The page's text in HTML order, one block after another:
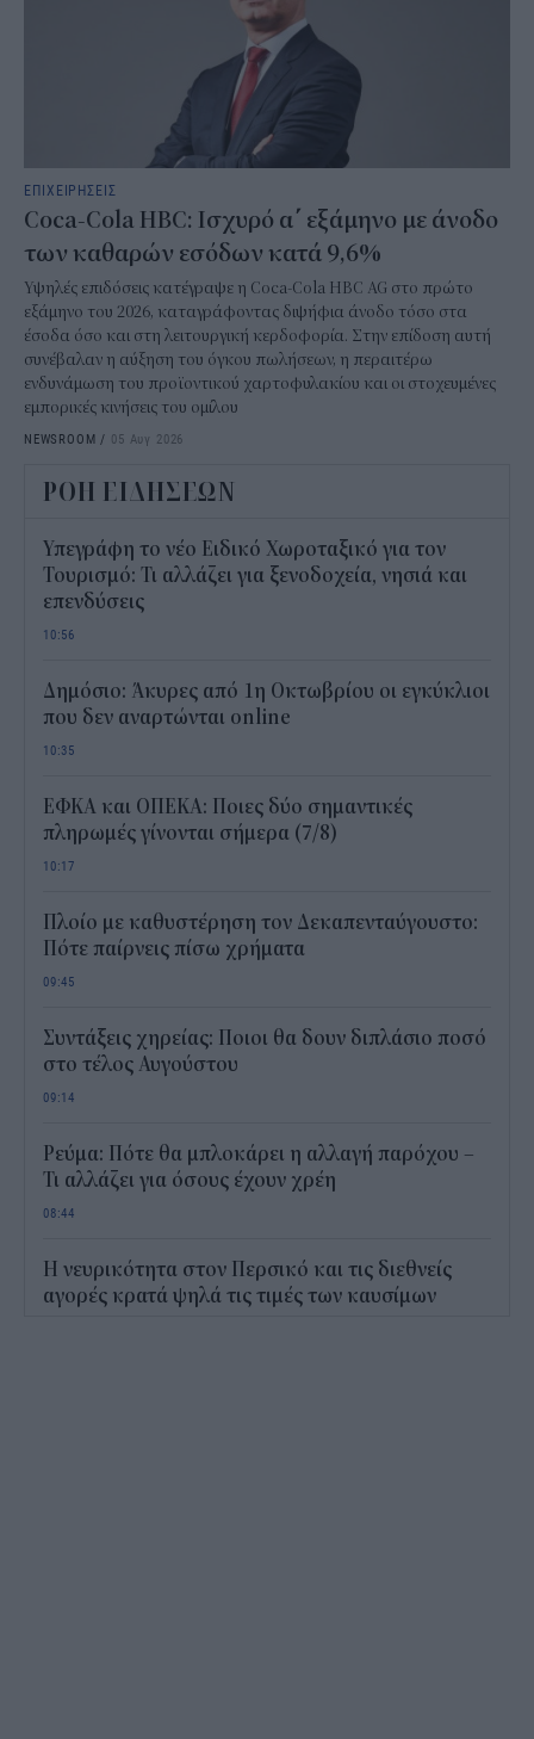
ΕΠΙΧΕΙΡΗΣΕΙΣ
Coca-Cola HBC: Ισχυρό α΄ εξάμηνο με άνοδο
των καθαρών εσόδων κατά 9,6%
Υψηλές επιδόσεις κατέγραψε η Coca-Cola HBC AG στο πρώτο
εξάμηνο του 2026, καταγράφοντας διψήφια άνοδο τόσο στα
έσοδα όσο και στη λειτουργική κερδοφορία. Στην επίδοση αυτή
συνέβαλαν η αύξηση του όγκου πωλήσεων, η περαιτέρω
ενδυνάμωση του προϊοντικού χαρτοφυλακίου και οι στοχευμένες
εμπορικές κινήσεις του ομίλου
NEWSROOM / 05 Αυγ 2026
ΡΟΗ ΕΙΔΗΣΕΩΝ
Υπεγράφη το νέο Ειδικό Χωροταξικό για τον
Τουρισμό: Τι αλλάζει για ξενοδοχεία, νησιά και
επενδύσεις
10:56
Δημόσιο: Άκυρες από 1η Οκτωβρίου οι εγκύκλιοι
που δεν αναρτώνται online
10:35
ΕΦΚΑ και ΟΠΕΚΑ: Ποιες δύο σημαντικές
πληρωμές γίνονται σήμερα (7/8)
10:17
Πλοίο με καθυστέρηση τον Δεκαπενταύγουστο:
Πότε παίρνεις πίσω χρήματα
09:45
Συντάξεις χηρείας: Ποιοι θα δουν διπλάσιο ποσό
στο τέλος Αυγούστου
09:14
Ρεύμα: Πότε θα μπλοκάρει η αλλαγή παρόχου –
Τι αλλάζει για όσους έχουν χρέη
08:44
Η νευρικότητα στον Περσικό και τις διεθνείς
αγορές κρατά ψηλά τις τιμές των καυσίμων